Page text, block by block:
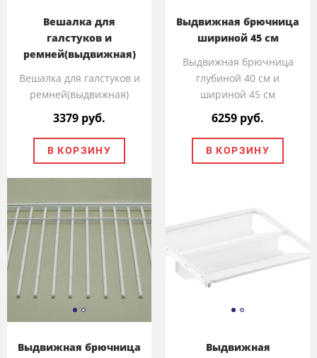
Вешалка для
галстуков и
ремней(выдвижная)
Вешалка для галстуков и
ремней(выдвижная)
3379 руб.
В КОРЗИНУ
Выдвижная брючница
шириной 45 см
Выдвижная брючница
глубиной 40 см и
шириной 45 см
6259 руб.
В КОРЗИНУ
Выдвижная брючница
Выдвижная